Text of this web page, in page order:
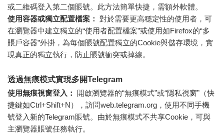
或二維碼登入第二個賬號。此方法簡單快捷，需額外軟體。
使用容器或獨立配置檔案： 對於需要更高穩定性的使用者，可
在瀏覽器中建立獨立的“使用者配置檔案”或使用如Firefox的“多
賬戶容器”外掛，為每個賬號配置獨立的Cookie與儲存環境，實
現真正的獨立執行，防止賬號衝突或掉線。
透過無痕模式實現多開Telegram
使用無痕視窗登入：
開啟瀏覽器的“無痕模式”或“隱私視窗”（快
捷鍵如Ctrl+Shift+N），訪問web.telegram.org，使用不同手機
號登入新的Telegram賬號。由於無痕模式不共享Cookie，可與
主瀏覽器賬號任務執行。